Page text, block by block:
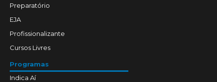
Preparatório
EJA
Profissionalizante
Cursos Livres
Programas
Indica Aí